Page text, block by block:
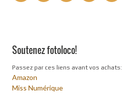
Soutenez fotoloco!
Passez par ces liens avant vos achats:
Amazon
Miss Numérique